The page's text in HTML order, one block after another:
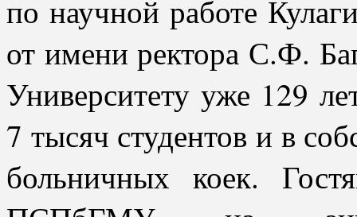
по научной работе
от имени ректора С.Ф.
Университету уже 129
7 тысяч студентов и в
больничных коек.